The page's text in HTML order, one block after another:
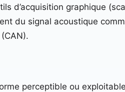
d’acquisition graphique
du signal acoustique
perceptible ou